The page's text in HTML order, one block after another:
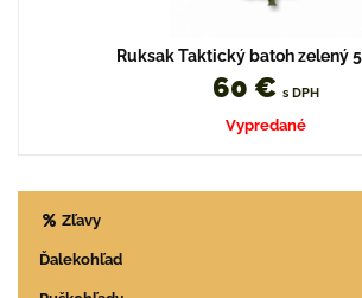
Ruksak Taktický batoh zelený
60 € s DPH
Vypredané
Zľavy
Ďalekohľad